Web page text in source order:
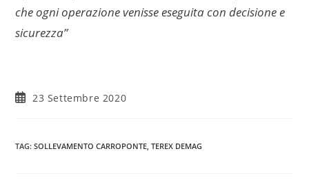
che ogni operazione venisse eseguita con decisione e
sicurezza”
23 Settembre 2020
TAG:SOLLEVAMENTO CARROPONTE TEREX DEMAG